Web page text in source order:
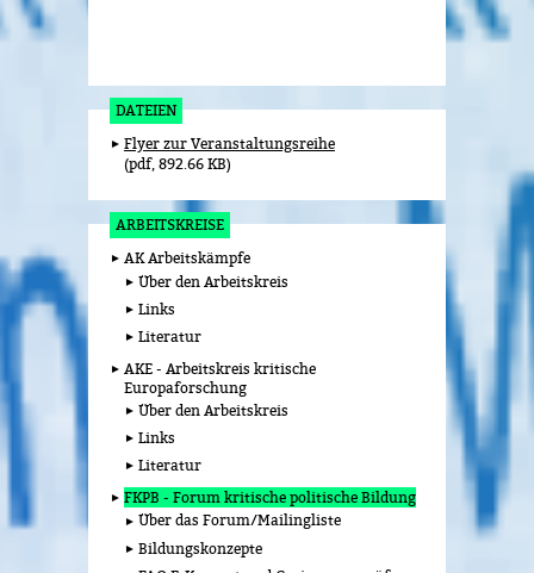
DATEIEN
Flyer zur Veranstaltungsreihe
pdf, 892.66 KB
ARBEITSKREISE
AK Arbeitskämpfe
Über den Arbeitskreis
Links
Literatur
AKE - Arbeitskreis kritische
Europaforschung
Über den Arbeitskreis
Links
Literatur
FKPB - Forum kritische politische Bildung
Über das Forum/Mailingliste
Bildungskonzepte